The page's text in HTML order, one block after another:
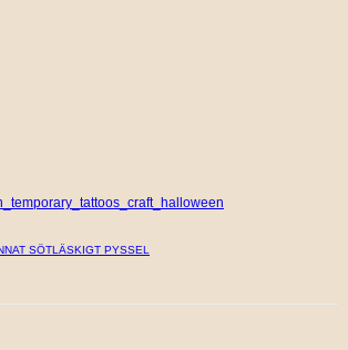
SÖTLÄSKIGT PYSSEL